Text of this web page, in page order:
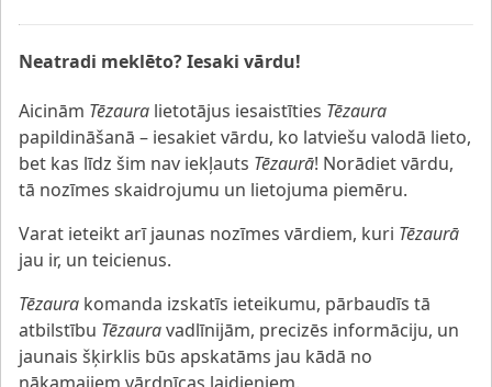
Neatradi meklēto? Iesaki vārdu!
Aicinām Tēzaura lietotājus iesaistīties Tēzaura
papildināšanā – iesakiet vārdu, ko latviešu valodā lieto,
bet kas līdz šim nav iekļauts Tēzaurā! Norādiet vārdu,
tā nozīmes skaidrojumu un lietojuma piemēru.
Varat ieteikt arī jaunas nozīmes vārdiem, kuri Tēzaurā
jau ir, un teicienus.
Tēzaura komanda izskatīs ieteikumu, pārbaudīs tā
atbilstību Tēzauravadlīnijām, precizēs informāciju, un
jaunais šķirklis būs apskatāms jau kādā no